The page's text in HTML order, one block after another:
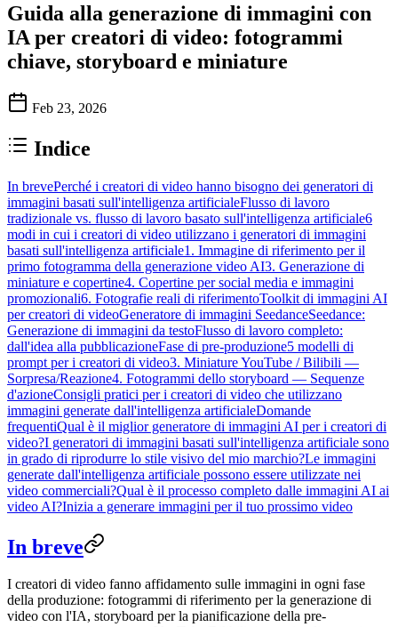
Guida alla generazione di immagini con
IA per creatori di video: fotogrammi
chiave, storyboard e miniature
Feb 23, 2026
Indice
In brevePerché i creatori di video hanno bisogno dei generatori di
immagini basati sull'intelligenza artificialeFlusso di lavoro
tradizionale vs. flusso di lavoro basato sull'intelligenza artificiale6
modi in cui i creatori di video utilizzano i generatori di immagini
basati sull'intelligenza artificiale1. Immagine di riferimento per il
primo fotogramma della generazione video AI3. Generazione di
miniature e copertine4. Copertine per social media e immagini
promozionali6. Fotografie reali di riferimentoToolkit di immagini AI
per creatori di videoGeneratore di immagini SeedanceSeedance:
Generazione di immagini da testoFlusso di lavoro completo:
dall'idea alla pubblicazioneFase di pre-produzione5 modelli di
prompt per i creatori di video3. Miniature YouTube / Bilibili —
Sorpresa/Reazione4. Fotogrammi dello storyboard — Sequenze
d'azioneConsigli pratici per i creatori di video che utilizzano
immagini generate dall'intelligenza artificialeDomande
frequentiQual è il miglior generatore di immagini AI per i creatori di
video?I generatori di immagini basati sull'intelligenza artificiale sono
in grado di riprodurre lo stile visivo del mio marchio?Le immagini
generate dall'intelligenza artificiale possono essere utilizzate nei
video commerciali?Qual è il processo completo dalle immagini AI ai
video AI?Inizia a generare immagini per il tuo prossimo video
In breve
I creatori di video fanno affidamento sulle immagini in ogni fase
della produzione: fotogrammi di riferimento per la generazione di
video con l'IA, storyboard per la pianificazione della pre-